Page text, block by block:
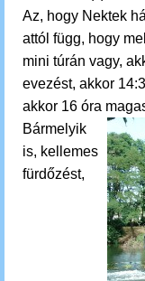
Az, hogy Nektek
attól függ, hogy
mini túrán vagy,
evezést, akkor
akkor 16 óra
Bármelyik
is, kellemes
fürdőzést,